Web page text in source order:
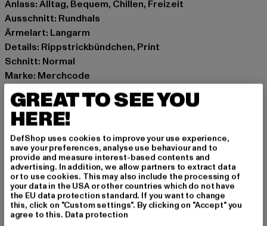
Anlass: Alltag, Bequem, Chillen, Freizeit
Ausschnitt: Rundhals
Ärmelart: Langarm
Details: Rippstrickbündchen, Print
Schnitt: Normal
Marke: Merchcode
Kat.: Sweaters
Farbe: schwarz
Hersteller Farbe: black
Materialzusammensetzung: 65% Baumwolle, 35%
Polyester
Art.Nr: MP5012685-00007
Hersteller: TB International GmbH |info@tbint.de
Dr.-Robert-Murjahn-Straße 7 | 64372 Ober-Ramstadt |
DE
GREAT TO SEE YOU
HERE!
DefShop uses cookies to improve your use experience,
save your preferences, analyse use behaviour and to
provide and measure interest-based contents and
advertising. In addition, we allow partners to extract data
or to use cookies. This may also include the processing of
your data in the USA or other countries which do not have
the EU data protection standard. If you want to change
this, click on "Custom settings". By clicking on "Accept" you
agree to this. Data protection